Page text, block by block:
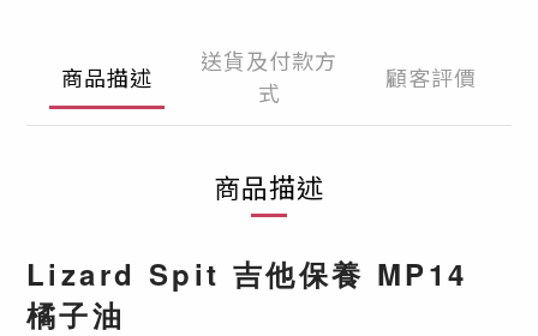
商品描述
送貨及付款方
式
顧客評價
商品描述
Lizard Spit 吉他保養 MP14
橘子油